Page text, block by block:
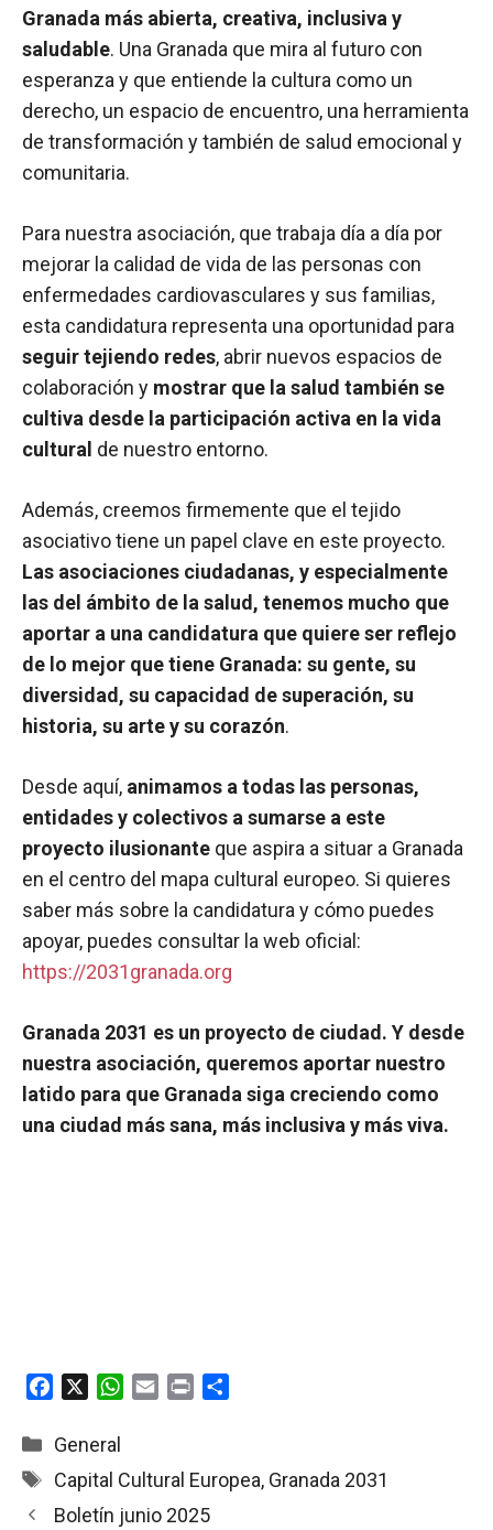
Granada más abierta, creativa, inclusiva y
saludable. Una Granada que mira al futuro con
esperanza y que entiende la cultura como un
derecho, un espacio de encuentro, una herramienta
de transformación y también de salud emocional y
comunitaria.
Para nuestra asociación, que trabaja día a día por
mejorar la calidad de vida de las personas con
enfermedades cardiovasculares y sus familias,
esta candidatura representa una oportunidad para
seguir tejiendo redes, abrir nuevos espacios de
colaboración y mostrar que la salud también se
cultiva desde la participación activa en la vida
cultural de nuestro entorno.
Además, creemos firmemente que el tejido
asociativo tiene un papel clave en este proyecto.
Las asociaciones ciudadanas, y especialmente
las del ámbito de la salud, tenemos mucho que
aportar a una candidatura que quiere ser reflejo
de lo mejor que tiene Granada: su gente, su
diversidad, su capacidad de superación, su
historia, su arte y su corazón.
Desde aquí, animamos a todas las personas,
entidades y colectivos a sumarse a este
proyecto ilusionante que aspira a situar a Granada
en el centro del mapa cultural europeo. Si quieres
saber más sobre la candidatura y cómo puedes
apoyar, puedes consultar la web oficial:
https://2031granada.org
Granada 2031 es un proyecto de ciudad. Y desde
nuestra asociación, queremos aportar nuestro
latido para que Granada siga creciendo como
una ciudad más sana, más inclusiva y más viva.
c
b
o
W
s
A
l
t
a
Categorías
General
Etiquetas
Capital Cultural Europea, Granada 2031
Boletín junio 2025